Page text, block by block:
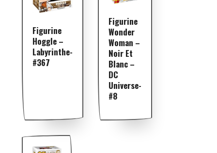
Figurine
Hoggle –
Labyrinthe-
#367
Figurine
Wonder
Woman –
Noir Et
Blanc –
DC
Universe-
#8